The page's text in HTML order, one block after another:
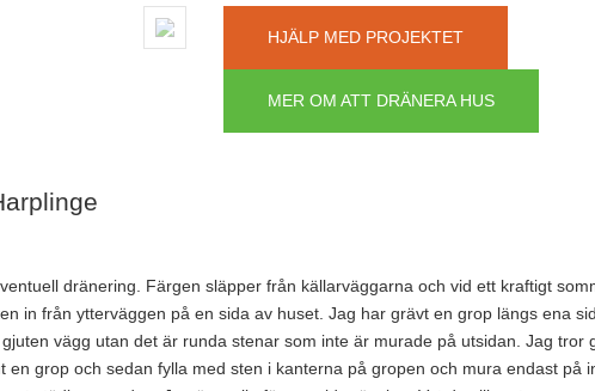
HJÄLP MED PROJEKTET
MER OM ATT DRÄNERA HUS
dränering. Färgen släpper från källarväggarna och vid ett kraftigt
in från ytterväggen på en sida av huset. Jag har grävt en grop längs ena
vägg utan det är runda stenar som inte är murade på utsidan. Jag tror
en grop och sedan fylla med sten i kanterna på gropen och mura endast på